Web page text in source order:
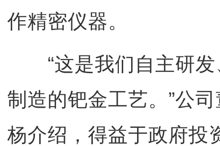
作精密仪器。
“这是我们自主研发
制造的钯金工艺。”公
杨介绍，得益于政府投